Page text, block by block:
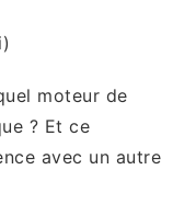
moteur de
? Et ce
avec un autre